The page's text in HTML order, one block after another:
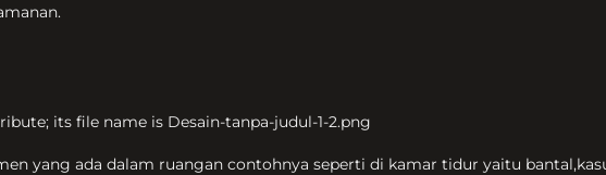
yang ada dalam ruangan contohnya seperti di kamar tidur yaitu